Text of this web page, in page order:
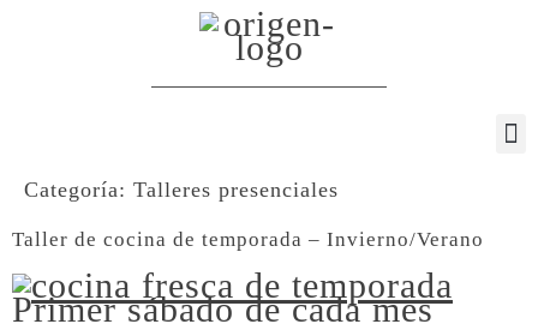
Categoría: Talleres presenciales
Taller de cocina de temporada – Invierno/Verano
Primer sábado de cada mes